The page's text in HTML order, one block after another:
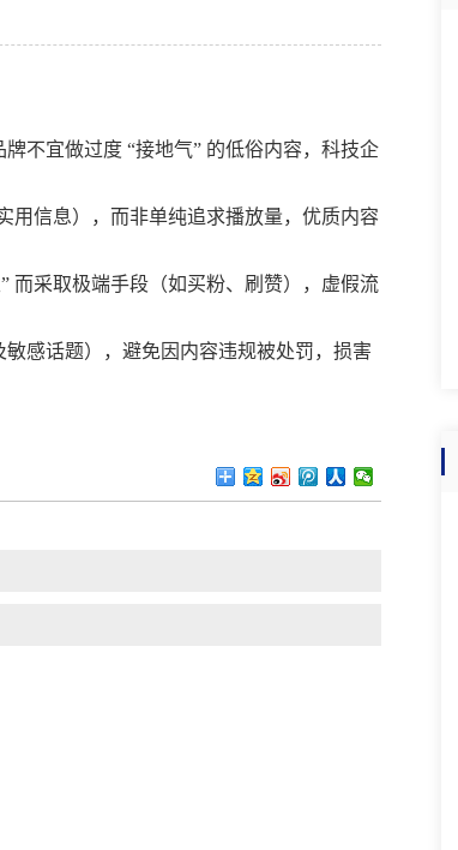
不宜做过度 “接地气” 的低俗内容，科技企
用信息），而非单纯追求播放量，优质内容
而采取极端手段（如买粉、刷赞），虚假流
感话题），避免因内容违规被处罚，损害